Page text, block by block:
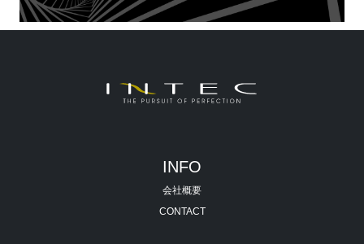
INFO
会社概要
CONTACT